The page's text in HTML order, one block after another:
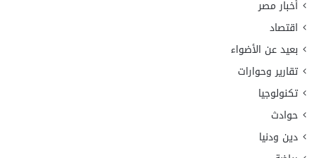
أخبار مصر
اقتصاد
بعيد عن الأضواء
تقارير وحوارات
تكنولوجيا
حوادث
دين ودنيا